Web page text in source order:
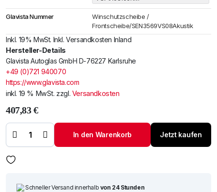
Glavista Nummer
Winschutzscheibe /
Frontscheibe/SEN3569VS08Akustik
Inkl. 19% MwSt. Inkl. Versandkosten Inland
Hersteller-Details
Glavista Autoglas GmbH D-76227 Karlsruhe
+49 (0)721 940070
https://www.glavista.com
inkl. 19 % MwSt. zzgl. Versandkosten
407,83€
Frontscheibe Ford
Mondeo 08-
(oval)+Akustik Menge
In den Warenkorb Jetzt kaufen
Schneller Versand innerhalb von 24 Stunden